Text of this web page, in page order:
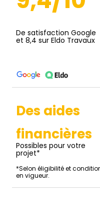
De satisfaction Google
et 8,4 sur Eldo Travaux
Des aides
financières
Possibles pour votre
projet*
*Selon éligibilité et
en vigueur.